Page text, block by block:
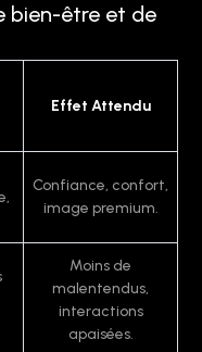
bien-être et de
Effet Attendu
Confiance, confort,
image premium.
Moins de
malentendus,
interactions
apaisées.